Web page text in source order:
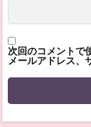
次回のコメントで
メールアドレス、